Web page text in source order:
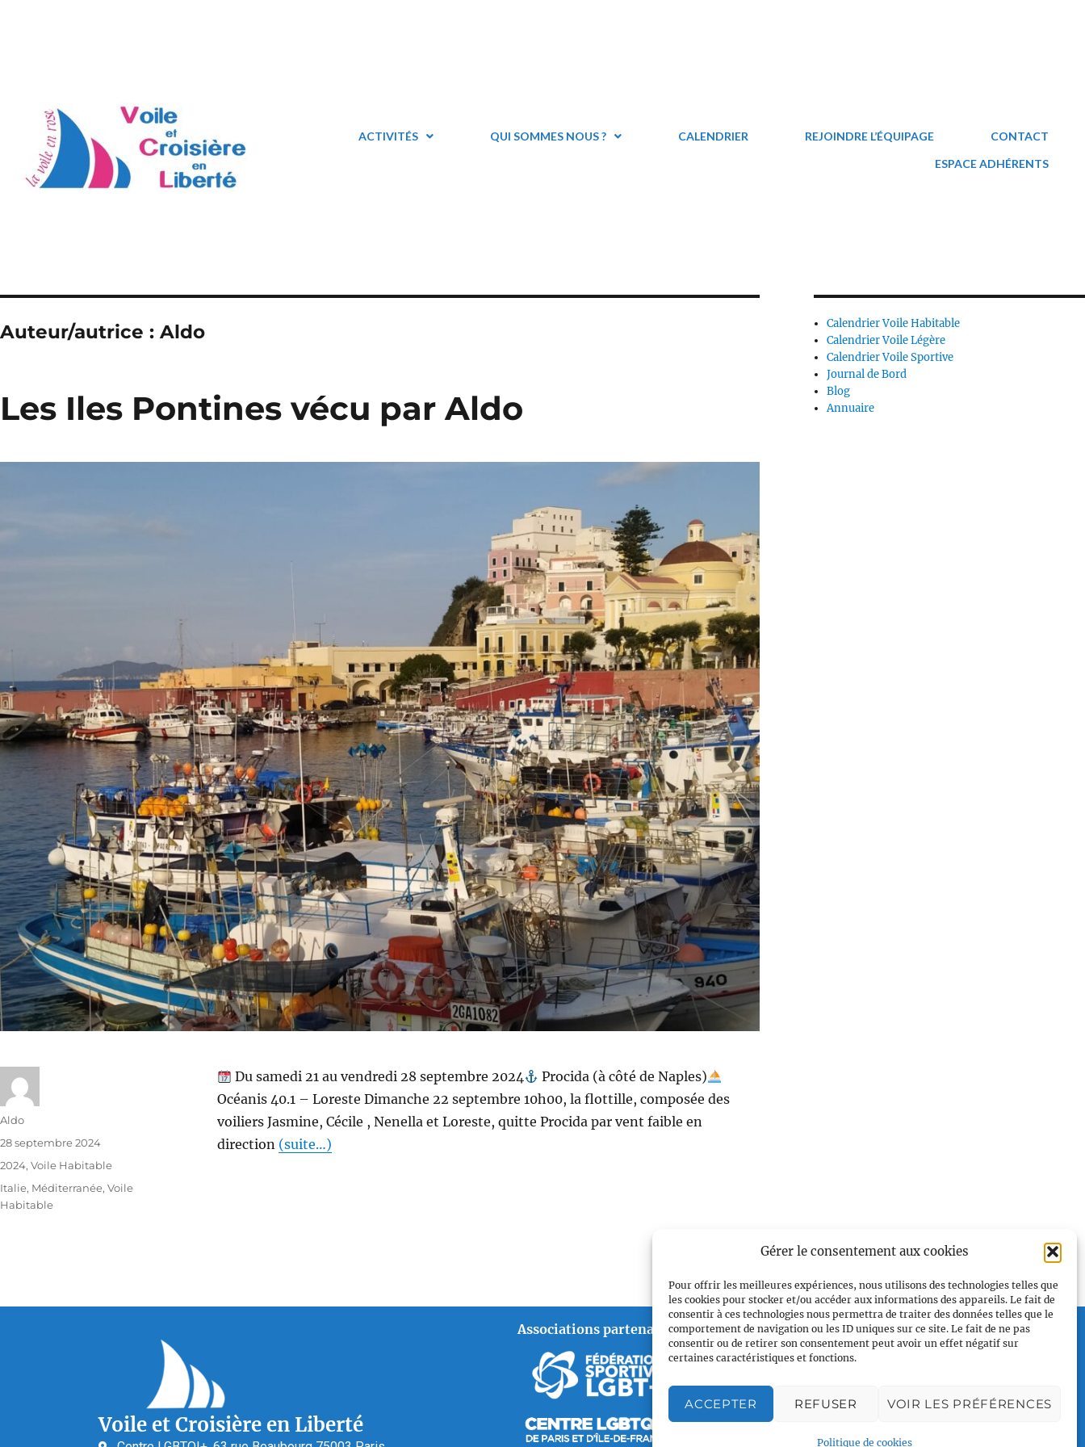
Gérer le consentement aux cookies
Pour offrir les meilleures expériences, nous utilisons des technologies telles que
les cookies pour stocker et/ou accéder aux informations des appareils. Le fait de
consentir à ces technologies nous permettra de traiter des données telles que le
comportement de navigation ou les ID uniques sur ce site. Le fait de ne pas
consentir ou de retirer son consentement peut avoir un effet négatif sur
certaines caractéristiques et fonctions.
ACCEPTER REFUSER VOIR LES PRÉFÉRENCES
Politique de cookies
ACTIVITÉS QUI SOMMES NOUS ? CALENDRIER REJOINDRE L’ÉQUIPAGE
CONTACT
ESPACE ADHÉRENTS
Auteur/autrice : Aldo
Les Iles Pontines vécu par Aldo
Du samedi 21 au vendredi 28 septembre 2024
Procida (à côté de Naples)
Océanis 40.1 – Loreste Dimanche 22 septembre 10h00, la flottille, composée des
voiliers Jasmine, Cécile , Nenella et Loreste, quitte Procida par vent faible en
direction (suite…)
Aldo
28 septembre 2024
2024, Voile Habitable
Italie, Méditerranée, Voile
Habitable
Calendrier Voile Habitable
Calendrier Voile Légère
Calendrier Voile Sportive
Journal de Bord
Blog
Annuaire
Voile et Croisière en Liberté
Associations partenaires Plan du site
Accueil
Qui sommes nous
Croisières en voilier
Voile sportive